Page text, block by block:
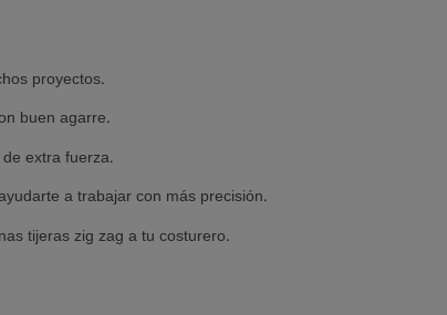
proyectos.
buen agarre.
extra fuerza.
a trabajar con más precisión.
tijeras zig zag a tu costurero.